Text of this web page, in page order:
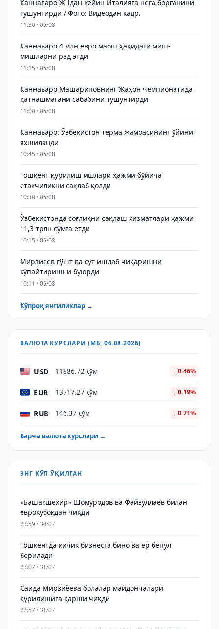
Каннаваро ЖЧдан кейин Италияга нега борганини
тушунтирди / Фото: Видеодан кадр.
11:30 · 06/08
Каннаваро 4 млн евро маош ҳақидаги миш-
мишларни рад этди
11:15 · 06/08
Каннаваро Машариповнинг Жаҳон чемпионатида
қатнашмагани сабабини тушунтирди
11:00 · 06/08
Каннаваро: Ўзбекистон терма жамоасининг ўйини
яхшиланди
10:45 · 06/08
Тошкент қурилиш ишлари ҳажми бўйича
етакчиликни сақлаб қолди
10:30 · 06/08
Ўзбекистонда соғлиқни сақлаш хизматлари ҳажми
11,3 трлн сўмга етди
10:15 · 06/08
Мирзиёев гўшт ва сут ишлаб чиқаришни
кўпайтиришни буюрди
10:11 · 06/08
Кўпроқ янгиликлар →
ВАЛЮТА КУРСЛАРИ (МБ, 06.08.2026)
USD 11886.72 сўм ↓ 0.46%
EUR 13717.27 сўм ↓ 0.19%
RUB 146.37 сўм ↓ 0.71%
Барча валюта курслари →
ЭНГ КЎП ЎҚИЛГАН
«Башакшехир» Шомуродов ва Файзуллаев билан
еврокубокдан чиқди
23:59 · 30/07
Тошкентда кичик бизнесга бино ва ер бепул
берилади
23:07 · 31/07
Саида Мирзиёева болалар майдончалари
қурилишига қарши чиқди
22:57 · 31/07